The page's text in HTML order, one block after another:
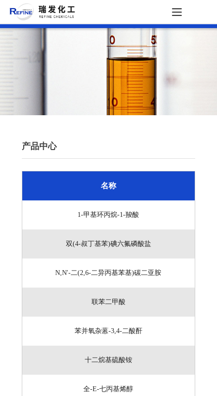
产品中心
名称
1-甲基环丙烷-1-羧酸
双(4-叔丁基苯)碘六氟磷酸盐
N,N'-二(2,6-二异丙基苯基)碳二亚胺
联苯二甲酸
苯并氧杂蒽-3,4-二酸酐
十二烷基硫酸铵
全-E-七丙基烯醇